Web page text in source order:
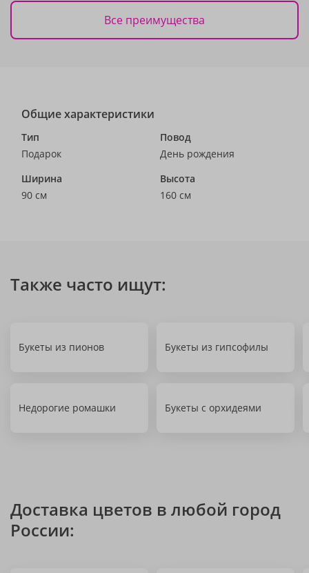
Все преимущества
Общие характеристики
Тип
Подарок
Повод
День рождения
Ширина
90 см
Высота
160 см
Также часто ищут:
Букеты из пионов Букеты из гипсофилы
Недорогие ромашки Букеты с орхидеями
Доставка цветов в любой город
России: